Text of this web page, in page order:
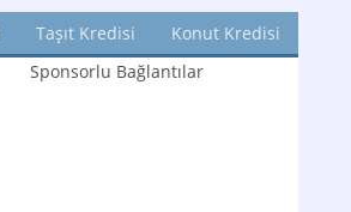
Taşıt Kredisi Konut Kredisi
Sponsorlu Bağlantılar